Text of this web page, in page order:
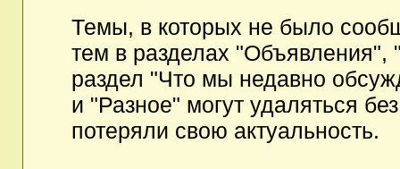
Темы, в которых не было
тем в разделах
раздел "Что мы недавно
и "Разное" могут удаляться
потеряли свою актуальность.